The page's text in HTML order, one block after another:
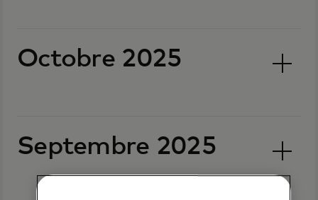
Octobre 2025
Septembre 2025